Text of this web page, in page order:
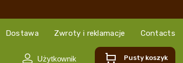
Dostawa Zwroty i reklamacje Contacts
Pusty koszyk